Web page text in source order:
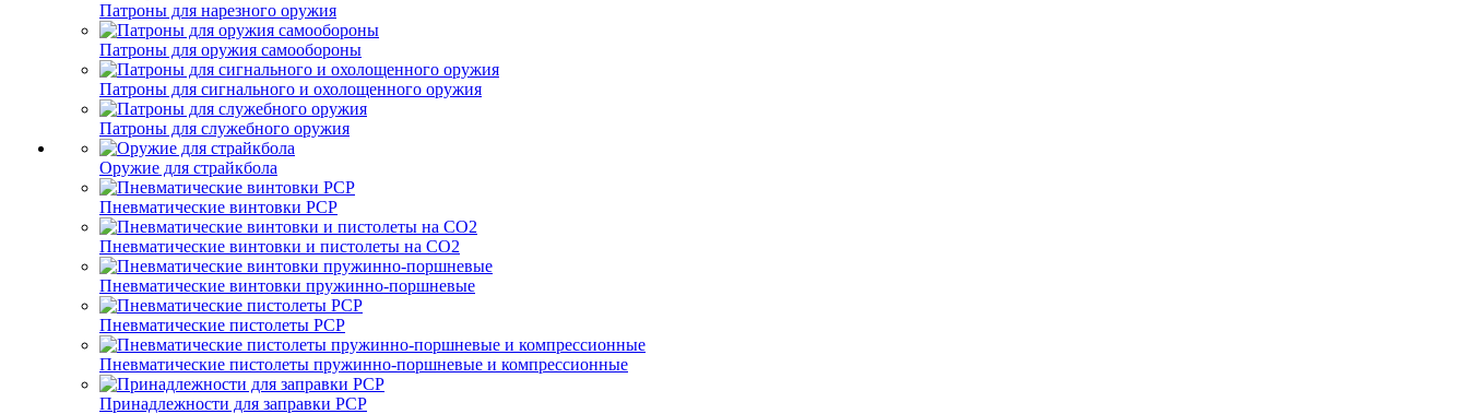
Патроны для нарезного оружия
Патроны для оружия самообороны
Патроны для сигнального и охолощенного оружия
Патроны для служебного оружия
Оружие для страйкбола
Пневматические винтовки PCP
Пневматические винтовки и пистолеты на CO2
Пневматические винтовки пружинно-поршневые
Пневматические пистолеты PCP
Пневматические пистолеты пружинно-поршневые и компрессионные
Принадлежности для заправки PCP